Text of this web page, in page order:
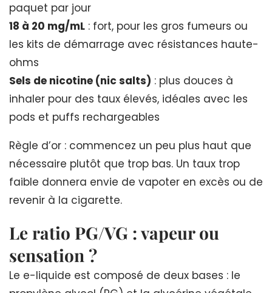
paquet par jour
18 à 20 mg/mL : fort, pour les gros fumeurs ou
les kits de démarrage avec résistances haute-
ohms
Sels de nicotine (nic salts) : plus douces à
inhaler pour des taux élevés, idéales avec les
pods et puffs rechargeables
Règle d’or : commencez un peu plus haut que
nécessaire plutôt que trop bas. Un taux trop
faible donnera envie de vapoter en excès ou de
revenir à la cigarette.
Le ratio PG/VG : vapeur ou
sensation ?
Le e-liquide est composé de deux bases : le